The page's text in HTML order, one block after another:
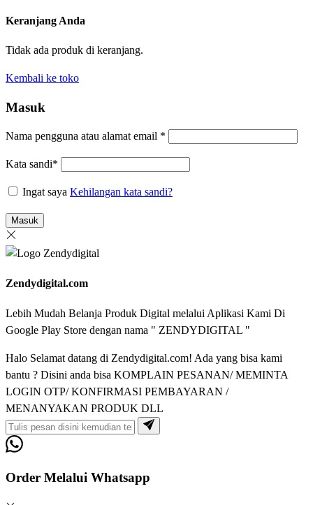
Keranjang Anda
Tidak ada produk di keranjang.
Kembali ke toko
Masuk
Nama pengguna atau alamat email *
Kata sandi*
Ingat saya Kehilangan kata sandi?
Masuk
Zendydigital.com
Lebih Mudah Belanja Produk Digital melalui Aplikasi Kami Di
Google Play Store dengan nama " ZENDYDIGITAL "
Halo Selamat datang di Zendydigital.com! Ada yang bisa kami
bantu ? Disini anda bisa KOMPLAIN PESANAN/ MEMINTA
LOGIN OTP/ KONFIRMASI PEMBAYARAN /
MENANYAKAN PRODUK DLL
Order Melalui Whatsapp